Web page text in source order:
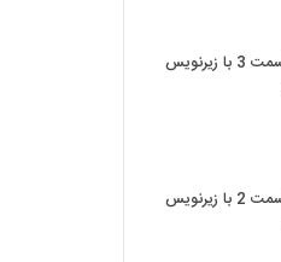
سریال ردیاب قسمت 3 با زیرنویس
سریال ردیاب قسمت 2 با زیرنویس